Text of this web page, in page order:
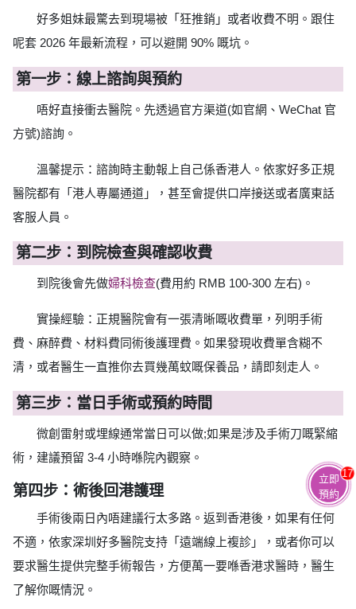
好多姐妹最驚去到現場被「狂推銷」或者收費不明。跟住
呢套 2026 年最新流程，可以避開 90% 嘅坑。
第一步：線上諮詢與預約
唔好直接衝去醫院。先透過官方渠道(如官網、WeChat 官
方號)諮詢。
溫馨提示：諮詢時主動報上自己係香港人。依家好多正規
醫院都有「港人專屬通道」，甚至會提供口岸接送或者廣東話
客服人員。
第二步：到院檢查與確認收費
到院後會先做婦科檢查(費用約 RMB 100-300 左右)。
實操經驗：正規醫院會有一張清晰嘅收費單，列明手術
費、麻醉費、材料費同術後護理費。如果發現收費單含糊不
清，或者醫生一直推你去買幾萬蚊嘅保養品，請即刻走人。
第三步：當日手術或預約時間
微創雷射或埋線通常當日可以做;如果是涉及手術刀嘅緊縮
術，建議預留 3-4 小時喺院內觀察。
第四步：術後回港護理
手術後兩日內唔建議行太多路。返到香港後，如果有任何
不適，依家深圳好多醫院支持「遠端線上複診」，或者你可以
要求醫生提供完整手術報告，方便萬一要喺香港求醫時，醫生
了解你嘅情況。
立即
預約
17